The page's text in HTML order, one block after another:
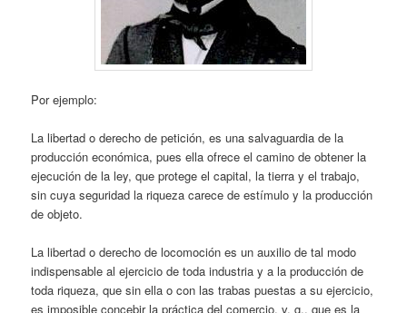
Por ejemplo:
La libertad o derecho de petición, es una salvaguardia de la
producción económica, pues ella ofrece el camino de obtener la
ejecución de la ley, que protege el capital, la tierra y el trabajo,
sin cuya seguridad la riqueza carece de estímulo y la producción
de objeto.
La libertad o derecho de locomoción es un auxilio de tal modo
indispensable al ejercicio de toda industria y a la producción de
toda riqueza, que sin ella o con las trabas puestas a su ejercicio,
es imposible concebir la práctica del comercio, v. g., que es la